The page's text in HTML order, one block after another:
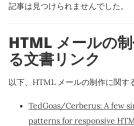
記事は見つけられませんでした。
HTML メールの
る文書リンク
以下、HTML メールの制作に関す
TedGoas/Cerberus: A few
patterns for responsive